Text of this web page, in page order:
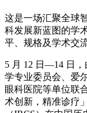
这是一场汇聚全球
科发展新蓝图的学
平、规格及学术交
5 月 12 日—14 日
学专业委员会、爱
眼科医院等单位联
术创新，精准诊疗